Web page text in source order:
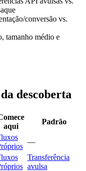
conversão vs.
tamanho médio e
descoberta
aqui
Padrão
—
Transferência
avulsa